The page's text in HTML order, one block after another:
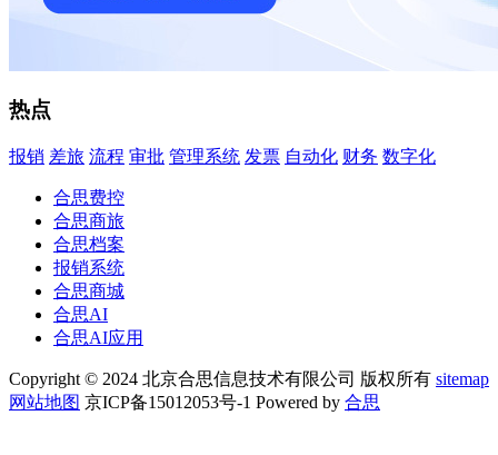
热点
报销 差旅 流程 审批 管理系统 发票 自动化 财务 数字化
合思费控
合思商旅
合思档案
报销系统
合思商城
合思AI
合思AI应用
Copyright © 2024 北京合思信息技术有限公司 版权所有 sitemap
网站地图 京ICP备15012053号-1 Powered by 合思